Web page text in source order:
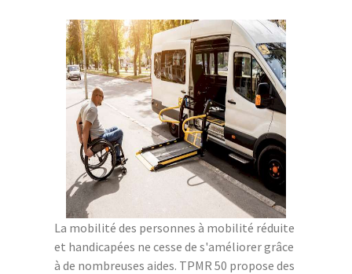
La mobilité des personnes à mobilité réduite
et handicapées ne cesse de s'améliorer grâce
à de nombreuses aides. TPMR 50 propose des